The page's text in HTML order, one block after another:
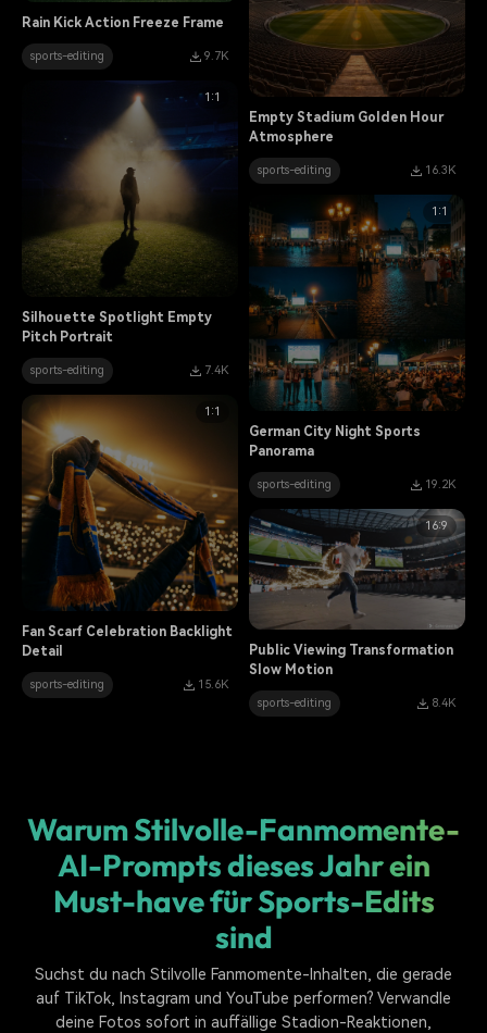
Rain Kick Action Freeze Frame
sports-editing 9.7K
Empty Stadium Golden Hour
Atmosphere
sports-editing 16.3K
1:1
Silhouette Spotlight Empty
Pitch Portrait
sports-editing 7.4K
1:1
German City Night Sports
Panorama
sports-editing 19.2K
1:1
Fan Scarf Celebration Backlight
Detail
sports-editing 15.6K
16:9
Public Viewing Transformation
Slow Motion
sports-editing 8.4K
Warum Stilvolle-Fanmomente-
AI-Prompts dieses Jahr ein
Must-have für Sports-Edits
sind
Suchst du nach Stilvolle Fanmomente-Inhalten, die gerade
auf TikTok, Instagram und YouTube performen? Verwandle
deine Fotos sofort in auffällige Stadion-Reaktionen,